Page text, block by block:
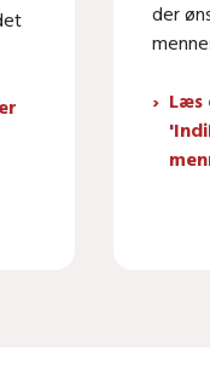
der
Læs